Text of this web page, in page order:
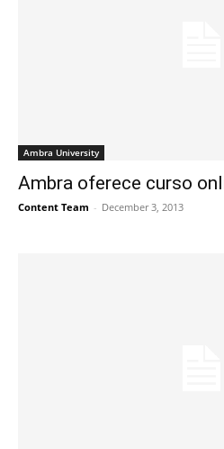
Ambra University
Ambra oferece curso
Content Team - December 3, 2013